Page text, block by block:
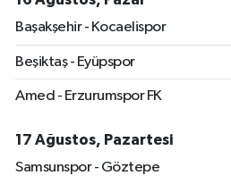
Başakşehir - Kocaelispor
Beşiktaş - Eyüpspor
Amed - Erzurumspor FK
17 Ağustos, Pazartesi
Samsunspor - Göztepe